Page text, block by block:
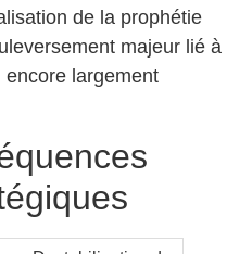
de la prophétie
majeur lié à
largement